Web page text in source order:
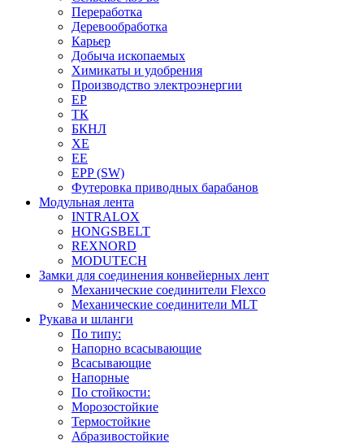
Переработка
Деревообработка
Карьер
Добыча ископаемых
Химикаты и удобрения
Производство электроэнергии
EP
ТК
БКНЛ
XE
EE
EPP (SW)
Футеровка приводных барабанов
Модульная лента
INTRALOX
HONGSBELT
REXNORD
MODUTECH
Замки для соединения конвейерных лент
Механические соединители Flexco
Механические соединители MLT
Рукава и шланги
По типу:
Напорно всасывающие
Всасывающие
Напорные
По стойкости:
Морозостойкие
Термостойкие
Абразивостойкие